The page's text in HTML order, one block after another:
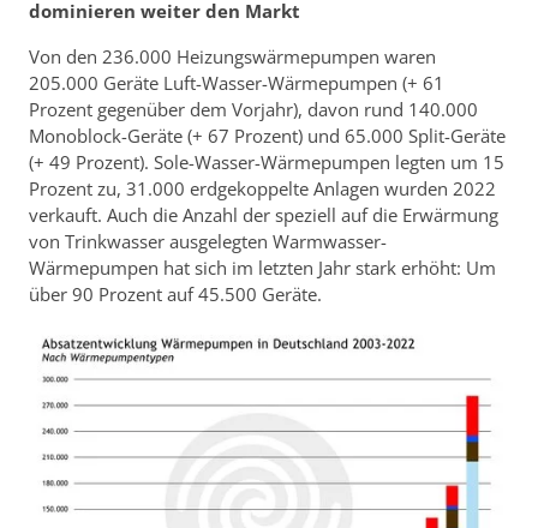
dominieren weiter den Markt
Von den 236.000 Heizungswärmepumpen waren
205.000 Geräte Luft-Wasser-Wärmepumpen (+ 61
Prozent gegenüber dem Vorjahr), davon rund 140.000
Monoblock-Geräte (+ 67 Prozent) und 65.000 Split-Geräte
(+ 49 Prozent). Sole-Wasser-Wärmepumpen legten um 15
Prozent zu, 31.000 erdgekoppelte Anlagen wurden 2022
verkauft. Auch die Anzahl der speziell auf die Erwärmung
von Trinkwasser ausgelegten Warmwasser-
Wärmepumpen hat sich im letzten Jahr stark erhöht: Um
über 90 Prozent auf 45.500 Geräte.